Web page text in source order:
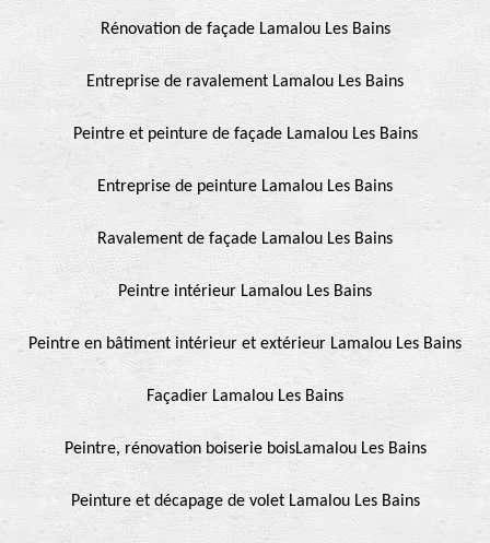
Rénovation de façade Lamalou Les Bains
Entreprise de ravalement Lamalou Les Bains
Peintre et peinture de façade Lamalou Les Bains
Entreprise de peinture Lamalou Les Bains
Ravalement de façade Lamalou Les Bains
Peintre intérieur Lamalou Les Bains
Peintre en bâtiment intérieur et extérieur Lamalou Les Bains
Façadier Lamalou Les Bains
Peintre, rénovation boiserie boisLamalou Les Bains
Peinture et décapage de volet Lamalou Les Bains